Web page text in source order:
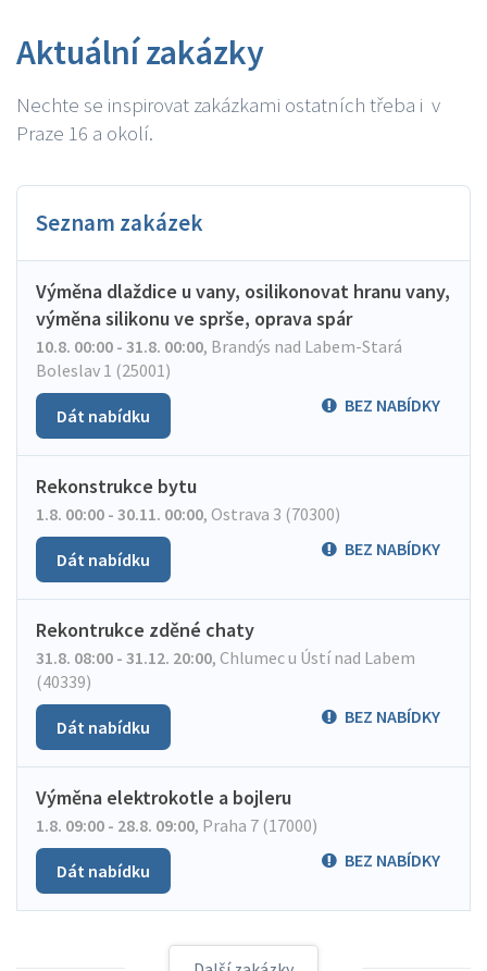
Aktuální zakázky
Nechte se inspirovat zakázkami ostatních třeba i v
Praze 16 a okolí.
Seznam zakázek
Výměna dlaždice u vany, osilikonovat hranu vany,
výměna silikonu ve sprše, oprava spár
10.8. 00:00 - 31.8. 00:00, Brandýs nad Labem-Stará
Boleslav 1 (25001)
BEZ NABÍDKY
Dát nabídku
Rekonstrukce bytu
1.8. 00:00 - 30.11. 00:00, Ostrava 3 (70300)
BEZ NABÍDKY
Dát nabídku
Rekontrukce zděné chaty
31.8. 08:00 - 31.12. 20:00, Chlumec u Ústí nad Labem
(40339)
BEZ NABÍDKY
Dát nabídku
Výměna elektrokotle a bojleru
1.8. 09:00 - 28.8. 09:00, Praha 7 (17000)
BEZ NABÍDKY
Dát nabídku